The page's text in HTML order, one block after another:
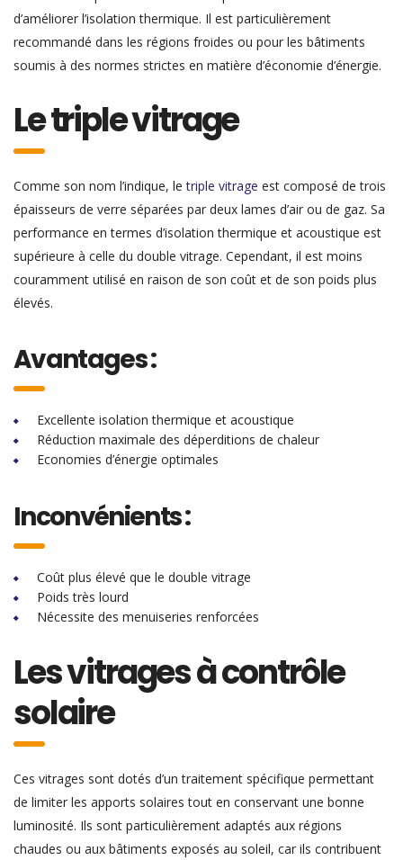
d’améliorer l’isolation thermique. Il est particulièrement
recommandé dans les régions froides ou pour les bâtiments
soumis à des normes strictes en matière d’économie d’énergie.
Le triple vitrage
Comme son nom l’indique, letriple vitrage est composé de trois
épaisseurs de verre séparées par deux lames d’air ou de gaz. Sa
performance en termes d’isolation thermique et acoustique est
supérieure à celle du double vitrage. Cependant, il est moins
couramment utilisé en raison de son coût et de son poids plus
élevés.
Avantages :
Excellente isolation thermique et acoustique
Réduction maximale des déperditions de chaleur
Economies d’énergie optimales
Inconvénients :
Coût plus élevé que le double vitrage
Poids très lourd
Nécessite des menuiseries renforcées
Les vitrages à contrôle
solaire
Ces vitrages sont dotés d’un traitement spécifique permettant
de limiter les apports solaires tout en conservant une bonne
luminosité. Ils sont particulièrement adaptés aux régions
chaudes ou aux bâtiments exposés au soleil, car ils contribuent